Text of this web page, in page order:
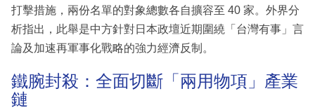
打擊措施，兩份名單的對象總數各自擴容至 40 家。外界分
析指出，此舉是中方針對日本政壇近期圍繞「台灣有事」言
論及加速再軍事化戰略的強力經濟反制。
鐵腕封殺：全面切斷「兩用物項」產業
鏈